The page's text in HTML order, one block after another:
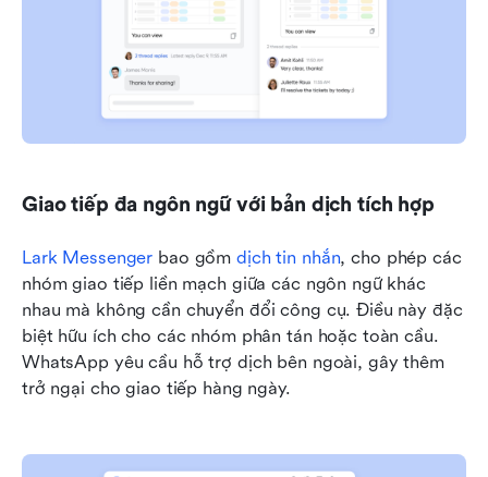
Giao tiếp đa ngôn ngữ với bản dịch tích hợp
Lark Messenger bao gồm dịch tin nhắn, cho phép các
nhóm giao tiếp liền mạch giữa các ngôn ngữ khác
nhau mà không cần chuyển đổi công cụ. Điều này đặc
biệt hữu ích cho các nhóm phân tán hoặc toàn cầu.
WhatsApp yêu cầu hỗ trợ dịch bên ngoài, gây thêm
trở ngại cho giao tiếp hàng ngày.